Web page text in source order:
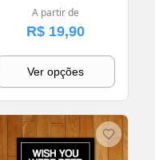
A partir de
R$ 19,90
Ver opções